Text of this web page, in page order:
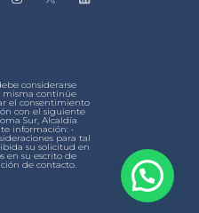
considerarse
misma continúe
el consentimiento
con el siguiente
Sur, Alcaldía
información: •
para tal
su solicitud en
en su escrito de
de contacto.